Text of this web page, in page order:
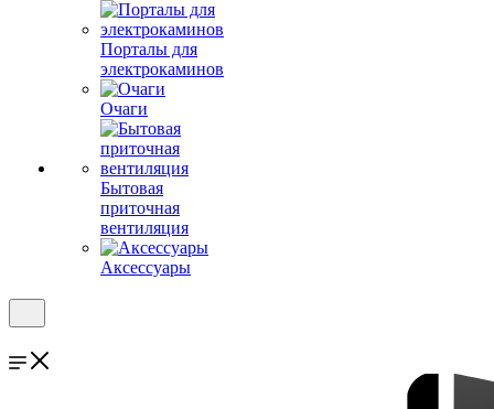
Порталы для
электрокаминов
Очаги
Бытовая
приточная
вентиляция
Аксессуары